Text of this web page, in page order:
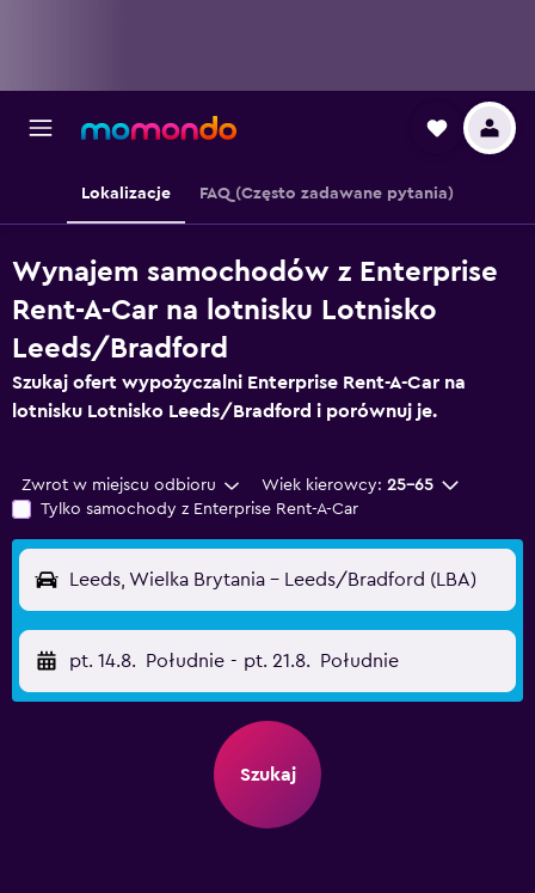
Lokalizacje FAQ (Często zadawane pytania)
Wynajem samochodów z Enterprise
Rent-A-Car na lotnisku Lotnisko
Leeds/Bradford
Szukaj ofert wypożyczalni Enterprise Rent-A-Car na
lotnisku Lotnisko Leeds/Bradford i porównuj je.
Zwrot w miejscu odbioru Wiek kierowcy: 25-65
Tylko samochody z Enterprise Rent-A-Car
Leeds, Wielka Brytania - Leeds/Bradford (LBA)
pt. 14.8. Południe - pt. 21.8. Południe
Szukaj